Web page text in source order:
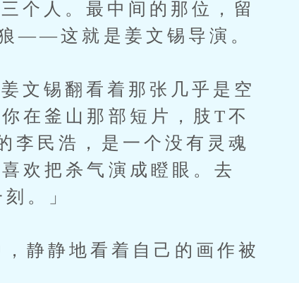
人。最中间的那位，留
——这就是姜文锡导演。
锡翻看着那张几乎是空
在釜山那部短片，肢T不
李民浩，是一个没有灵魂
欢把杀气演成瞪眼。去
。」
静地看着自己的画作被